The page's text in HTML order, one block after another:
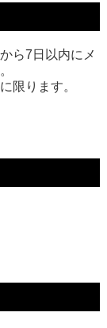
ら7日以内にメ
限ります。